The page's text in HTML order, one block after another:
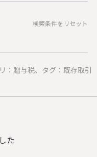
検索条件をリセット
：贈与税、タグ：既存取引
た